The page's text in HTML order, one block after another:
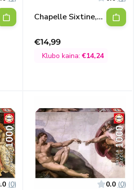
Chapelle Sixtine,
Išpardavimo
kaina
€14,99
Klubo kaina:€14,24
(0) 0.0 (0)